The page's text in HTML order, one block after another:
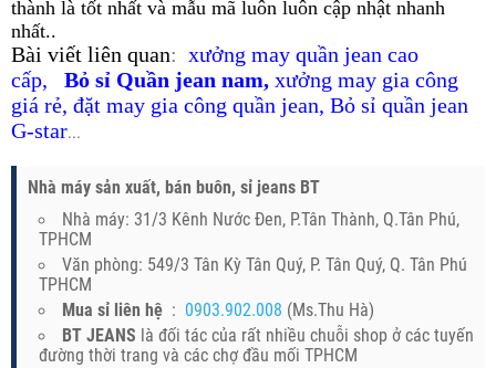
thành là tốt nhất và mẫu mã luôn luôn cập nhật nhanh
nhất..
Bài viết liên quan: xưởng may quần jean cao
cấp, Bỏ sỉ Quần jean nam, xưởng may gia công
giá rẻ, đặt may gia công quần jean, Bỏ sỉ quần jean
G-star...
Nhà máy sản xuất, bán buôn, sỉ jeans BT
Nhà máy: 31/3 Kênh Nước Đen, P.Tân Thành, Q.Tân Phú,
TPHCM
Văn phòng: 549/3 Tân Kỳ Tân Quý, P. Tân Quý, Q. Tân Phú
TPHCM
Mua sỉ liên hệ : 0903.902.008 (Ms.Thu Hà)
BT JEANS là đối tác của rất nhiều chuỗi shop ở các tuyến
đường thời trang và các chợ đầu mối TPHCM